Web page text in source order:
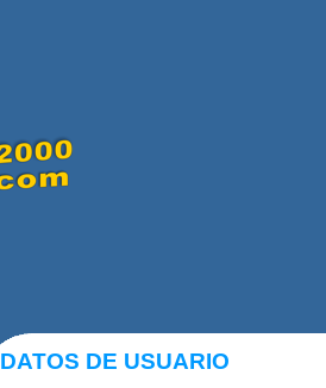
DATOS DE USUARIO